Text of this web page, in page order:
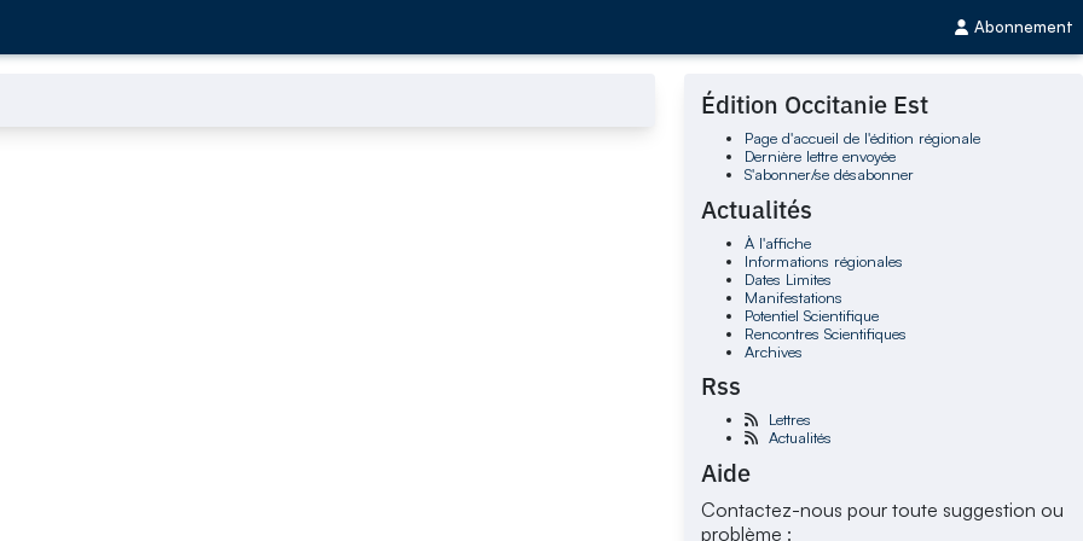
Abonnement
Édition Occitanie Est
Page d'accueil de l'édition régionale
Dernière lettre envoyée
S'abonner/se désabonner
Actualités
À l'affiche
Informations régionales
Dates Limites
Manifestations
Potentiel Scientifique
Rencontres Scientifiques
Archives
Rss
Lettres
Actualités
Aide
Contactez-nous pour toute suggestion ou
problème :